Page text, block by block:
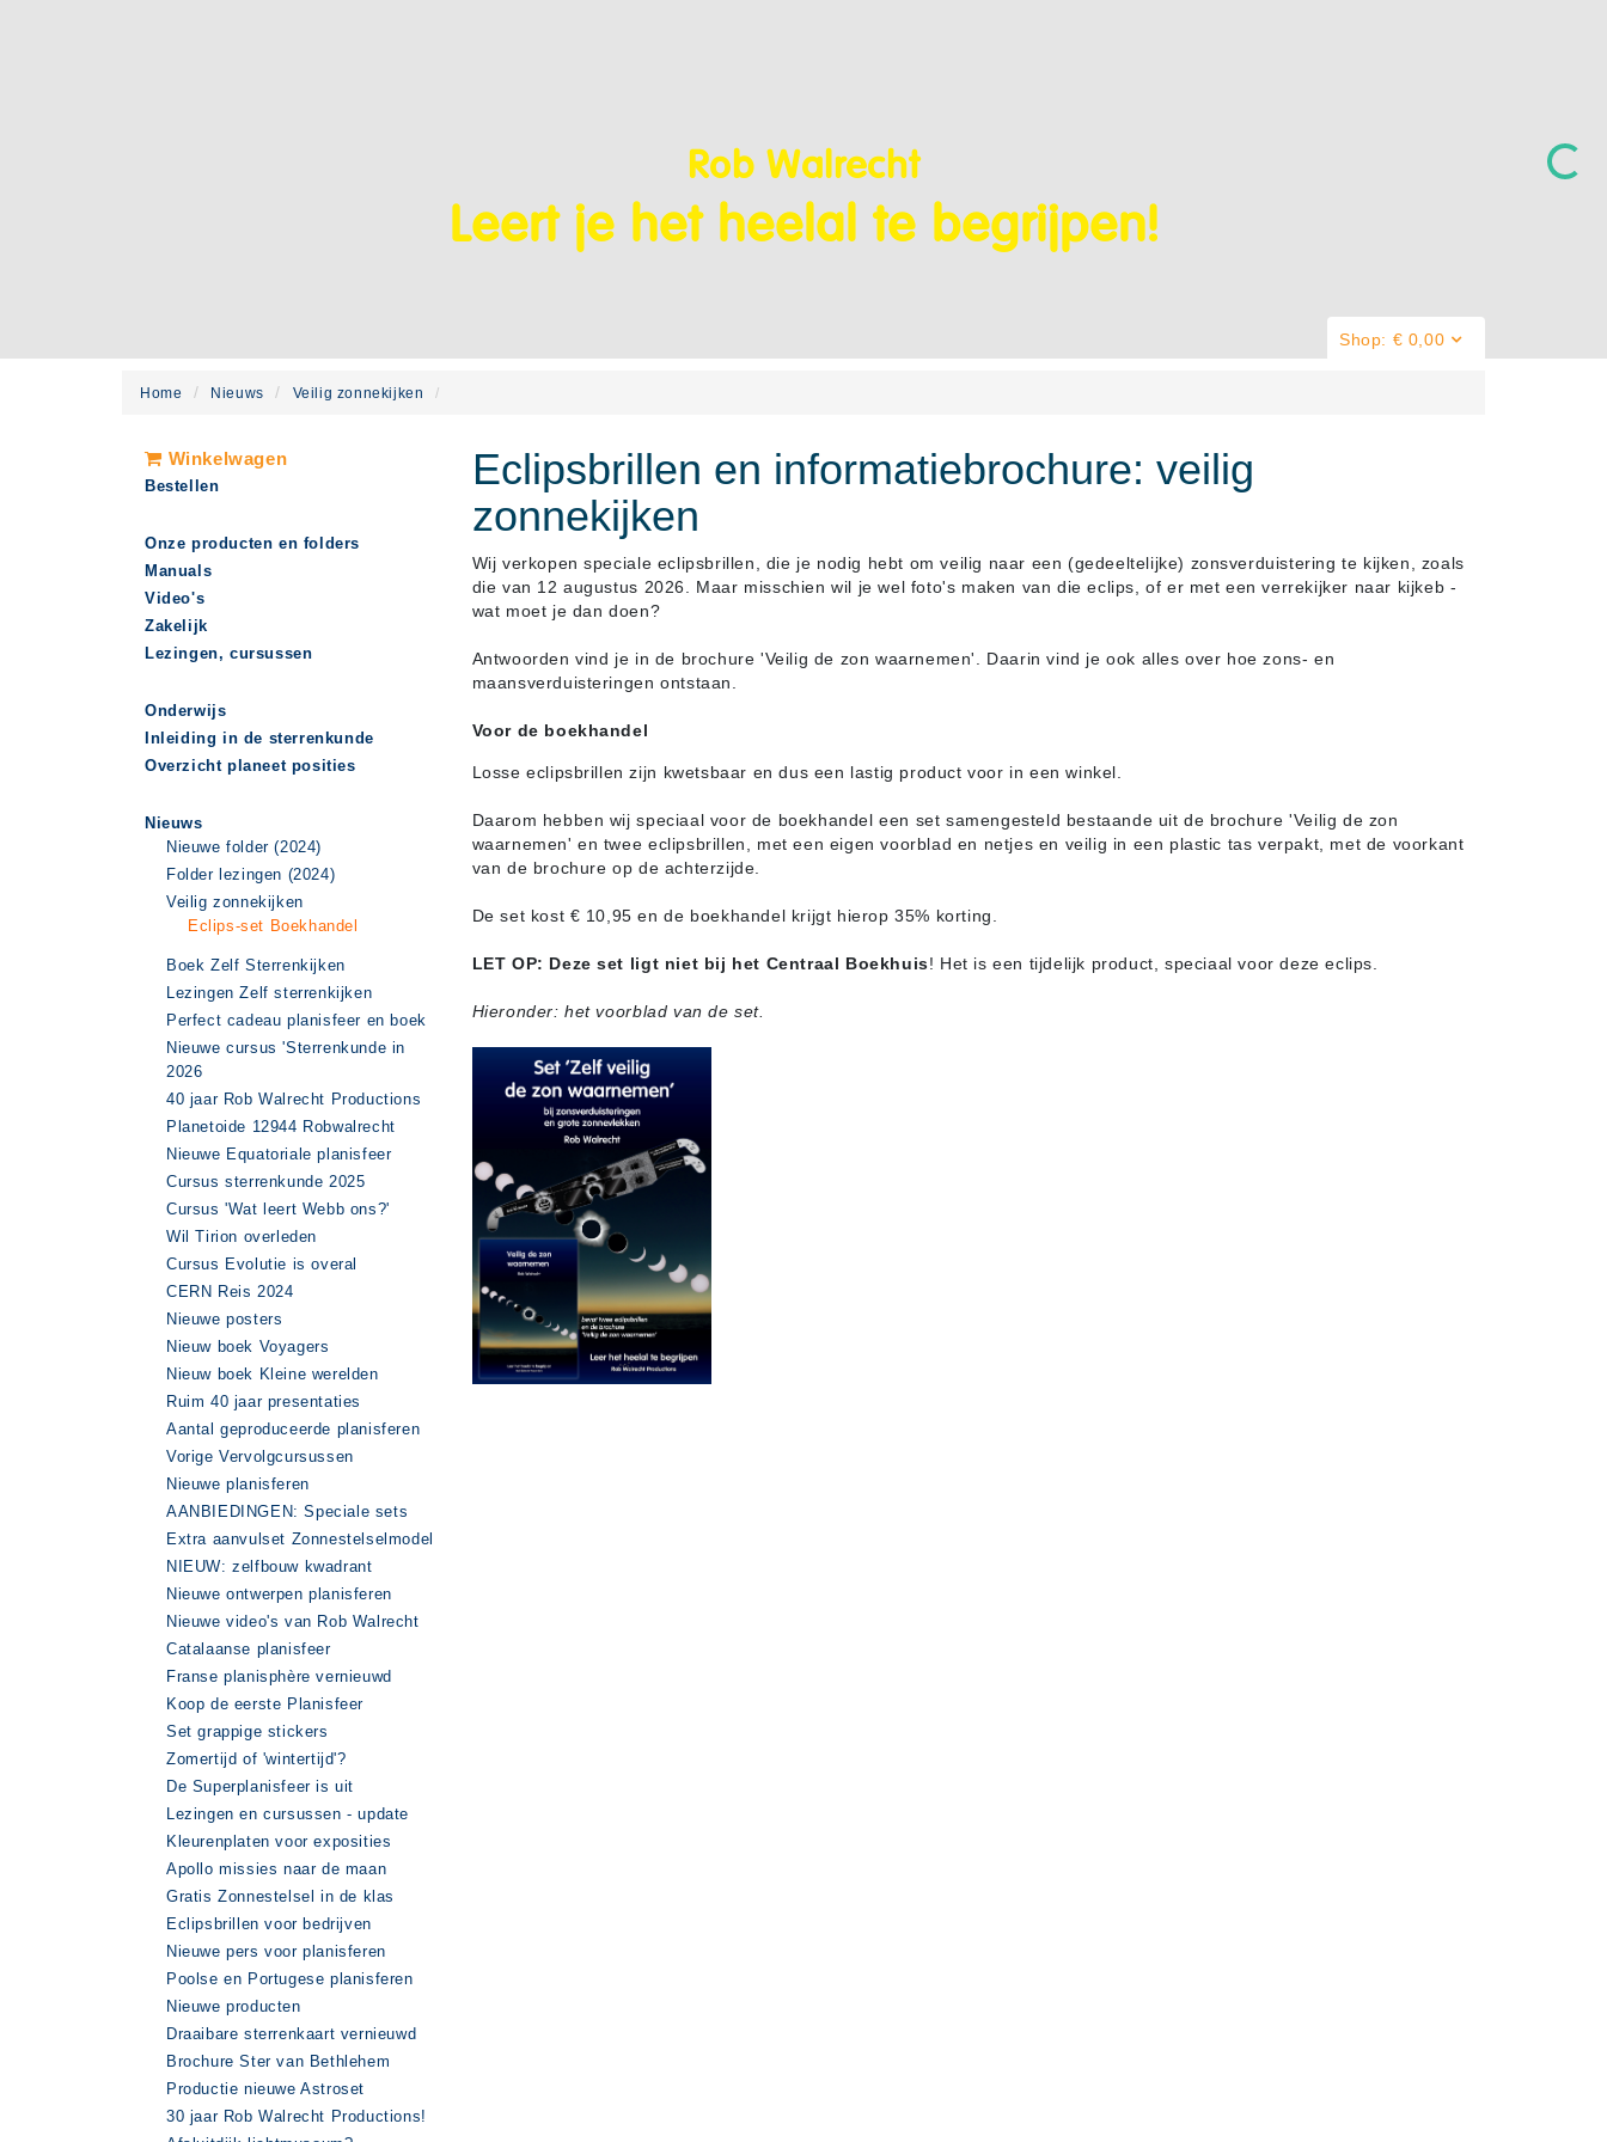
Rob Walrecht
Leert je het heelal te begrijpen!
Shop: € 0,00
Home Nieuws Veilig zonnekijken
Winkelwagen
Bestellen
Onze producten en folders
Manuals
Video's
Zakelijk
Lezingen, cursussen
Onderwijs
Inleiding in de sterrenkunde
Overzicht planeet posities
Nieuws
Nieuwe folder (2024)
Folder lezingen (2024)
Veilig zonnekijken
Eclips-set Boekhandel
Boek Zelf Sterrenkijken
Lezingen Zelf sterrenkijken
Perfect cadeau planisfeer en boek
Nieuwe cursus 'Sterrenkunde in
2026
40 jaar Rob Walrecht Productions
Planetoide 12944 Robwalrecht
Nieuwe Equatoriale planisfeer
Cursus sterrenkunde 2025
Cursus 'Wat leert Webb ons?'
Wil Tirion overleden
Cursus Evolutie is overal
CERN Reis 2024
Nieuwe posters
Nieuw boek Voyagers
Nieuw boek Kleine werelden
Ruim 40 jaar presentaties
Aantal geproduceerde planisferen
Vorige Vervolgcursussen
Nieuwe planisferen
AANBIEDINGEN: Speciale sets
Extra aanvulset Zonnestelselmodel
NIEUW: zelfbouw kwadrant
Nieuwe ontwerpen planisferen
Nieuwe video's van Rob Walrecht
Catalaanse planisfeer
Franse planisphère vernieuwd
Koop de eerste Planisfeer
Set grappige stickers
Zomertijd of 'wintertijd'?
De Superplanisfeer is uit
Lezingen en cursussen - update
Kleurenplaten voor exposities
Apollo missies naar de maan
Gratis Zonnestelsel in de klas
Eclipsbrillen voor bedrijven
Nieuwe pers voor planisferen
Poolse en Portugese planisferen
Nieuwe producten
Draaibare sterrenkaart vernieuwd
Brochure Ster van Bethlehem
Productie nieuwe Astroset
30 jaar Rob Walrecht Productions!
Eclipsbrillen en informatiebrochure: veilig
zonnekijken
Wij verkopen speciale eclipsbrillen, die je nodig hebt om veilig naar een (gedeeltelijke) zonsverduistering te kijken, zoals
die van 12 augustus 2026. Maar misschien wil je wel foto's maken van die eclips, of er met een verrekijker naar kijkeb -
wat moet je dan doen?
Antwoorden vind je in de brochure 'Veilig de zon waarnemen'. Daarin vind je ook alles over hoe zons- en
maansverduisteringen ontstaan.
Voor de boekhandel
Losse eclipsbrillen zijn kwetsbaar en dus een lastig product voor in een winkel.
Daarom hebben wij speciaal voor de boekhandel een set samengesteld bestaande uit de brochure 'Veilig de zon
waarnemen' en twee eclipsbrillen, met een eigen voorblad en netjes en veilig in een plastic tas verpakt, met de voorkant
van de brochure op de achterzijde.
De set kost € 10,95 en de boekhandel krijgt hierop 35% korting.
LET OP: Deze set ligt niet bij het Centraal Boekhuis! Het is een tijdelijk product, speciaal voor deze eclips.
Hieronder: het voorblad van de set.